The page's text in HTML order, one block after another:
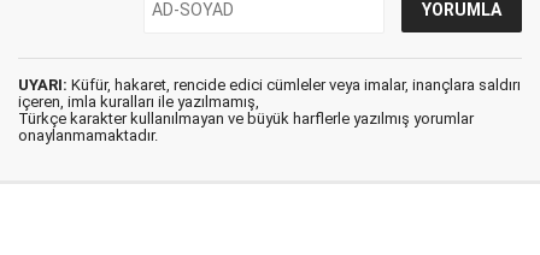
UYARI: Küfür, hakaret, rencide edici cümleler veya imalar, inançlara saldırı
içeren, imla kuralları ile yazılmamış,
Türkçe karakter kullanılmayan ve büyük harflerle yazılmış yorumlar
onaylanmamaktadır.